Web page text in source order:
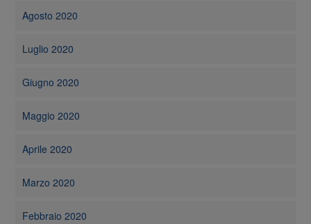
Agosto 2020
Luglio 2020
Giugno 2020
Maggio 2020
Aprile 2020
Marzo 2020
Febbraio 2020